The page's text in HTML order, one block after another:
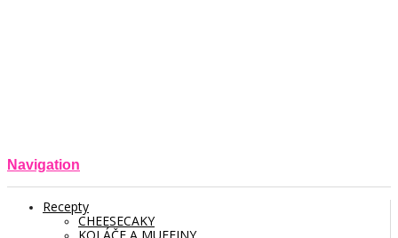
Navigation
Recepty
CHEESECAKY